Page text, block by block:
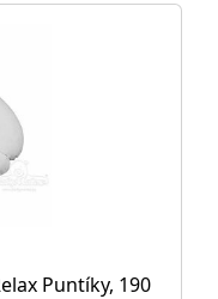
Puntíky, 190